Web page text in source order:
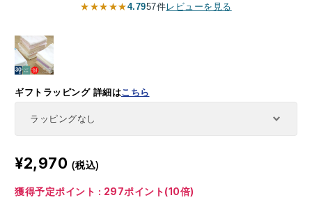
★★★★★4.7957件レビューを見る
ギフトラッピング 詳細はこちら
¥2,970 (税込)
獲得予定ポイント : 297ポイント(10倍)